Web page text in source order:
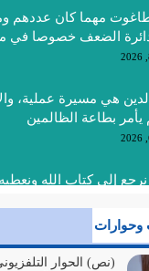
مهما كان عددهم
الضعف خصوصا في
هي مسيرة عملية،
يأمر بطاعة الظالمين
إلى كتاب الله
تؤخذ منهجية تعليم الناس
وحوارات
(نص) الحوار